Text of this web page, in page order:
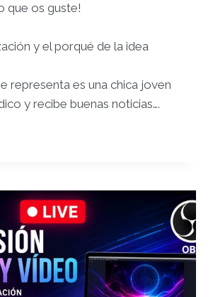
que os guste!
y el porqué de la idea
representa es una chica joven
y recibe buenas noticias….